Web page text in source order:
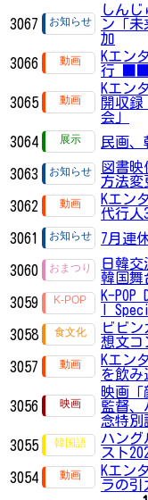
3067
しん
ン「未
加
3066
Kエン
行 ■■
3065
Kエン
開収録
会」
3064 民画
3063
図書
方法変
3062
Kエン
代行人
3061 7月連
3060
日韓
韓国
3059
K-POP
I
3058
ビビ
想文コ
3057
Kエン
を飲み
3056
映画
監督、
念特別
3055
ハング
スト
3054
Kエン
ラの引